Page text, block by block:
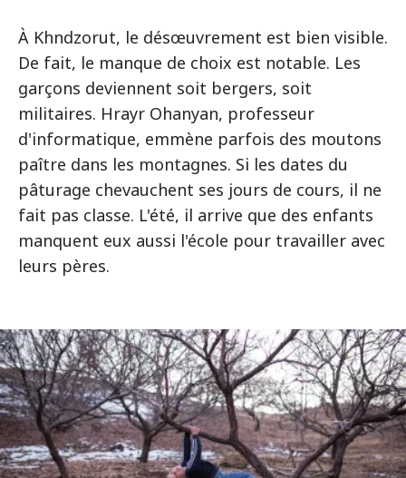
À Khndzorut, le désœuvrement est bien visible.
De fait, le manque de choix est notable. Les
garçons deviennent soit bergers, soit
militaires. Hrayr Ohanyan, professeur
d'informatique, emmène parfois des moutons
paître dans les montagnes. Si les dates du
pâturage chevauchent ses jours de cours, il ne
fait pas classe. L'été, il arrive que des enfants
manquent eux aussi l'école pour travailler avec
leurs pères.